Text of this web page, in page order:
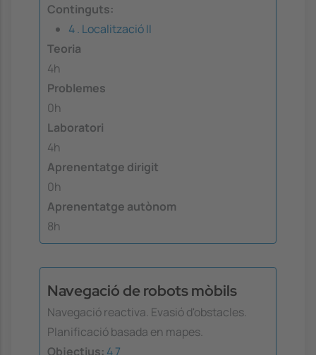
Continguts:
4 . Localització II
Teoria
4h
Problemes
0h
Laboratori
4h
Aprenentatge dirigit
0h
Aprenentatge autònom
8h
Navegació de robots mòbils
Navegació reactiva. Evasió d'obstacles.
Planificació basada en mapes.
Objectius: 47